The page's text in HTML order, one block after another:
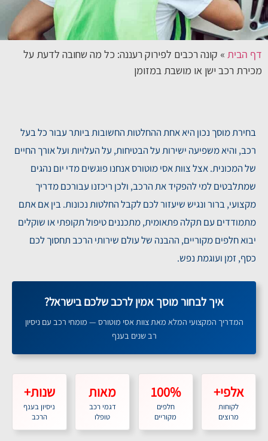
דף הבית » קונה רכבים לפירוק רעננה: כל מה שחובה לדעת על
מכירת רכב ישן או מושבת במזומן
בחירת מוסך נכון היא אחת ההחלטות החשובות ביותר עבור כל בעל
רכב, והיא משפיעה ישירות על הבטיחות, על העלויות ועל אורך החיים
של המכונית. אצל צוות אסי מוטורס אנחנו פוגשים מדי יום נהגים
שמתלבטים למי להפקיד את הרכב, ולכן ריכזנו עבורכם מדריך
מקצועי, ברור ונגיש שיעזור לכם לקבל החלטות נכונות. בין אם אתם
מתמודדים עם תקלה פתאומית, מתכננים טיפול תקופתי או שוקלים
יבוא חלפים מקוריים, ההבנה של עולם שירותי הרכב תחסוך לכם
כסף, זמן ועוגמת נפש.
איך לבחור מוסך אמין לרכב שלכם בישראל?
המדריך המקצועי המלא מאת צוות אסי מוטורס — מומחי רכב עם ניסיון
רב שנים בענף
אלפי+
לקוחות
מרוצים
100%
חלפים
מקוריים
מאות
דגמי רכב
טופלו
שנות+
ניסיון בענף
הרכב